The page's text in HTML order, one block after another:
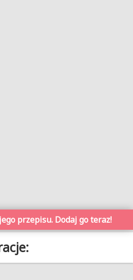
przepisu. Dodaj go teraz!